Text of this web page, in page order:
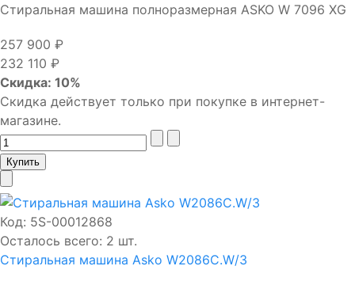
Стиральная машина полноразмерная ASKO W 7096 XG
257 900 ₽
232 110 ₽
Скидка: 10%
Скидка действует только при покупке в интернет-
магазине.
Код: 5S-00012868
Осталось всего: 2 шт.
Стиральная машина Asko W2086C.W/3